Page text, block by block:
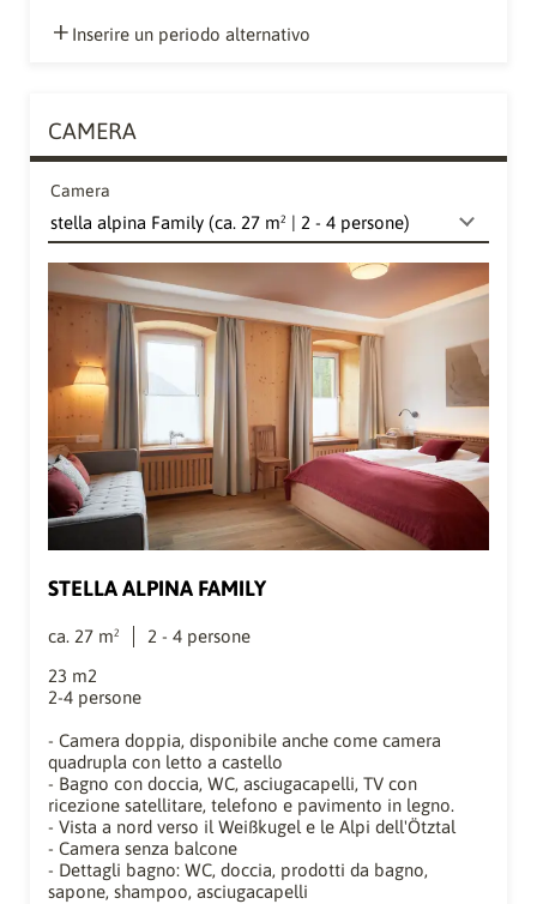
Inserire un periodo alternativo
CAMERA
Camera
STELLA ALPINA FAMILY
ca. 27m² 2 - 4 persone
23 m2
2-4 persone
- Camera doppia, disponibile anche come camera
quadrupla con letto a castello
- Bagno con doccia, WC, asciugacapelli, TV con
ricezione satellitare, telefono e pavimento in legno.
- Vista a nord verso il Weißkugel e le Alpi dell'Ötztal
- Camera senza balcone
- Dettagli bagno: WC, doccia, prodotti da bagno,
sapone, shampoo, asciugacapelli